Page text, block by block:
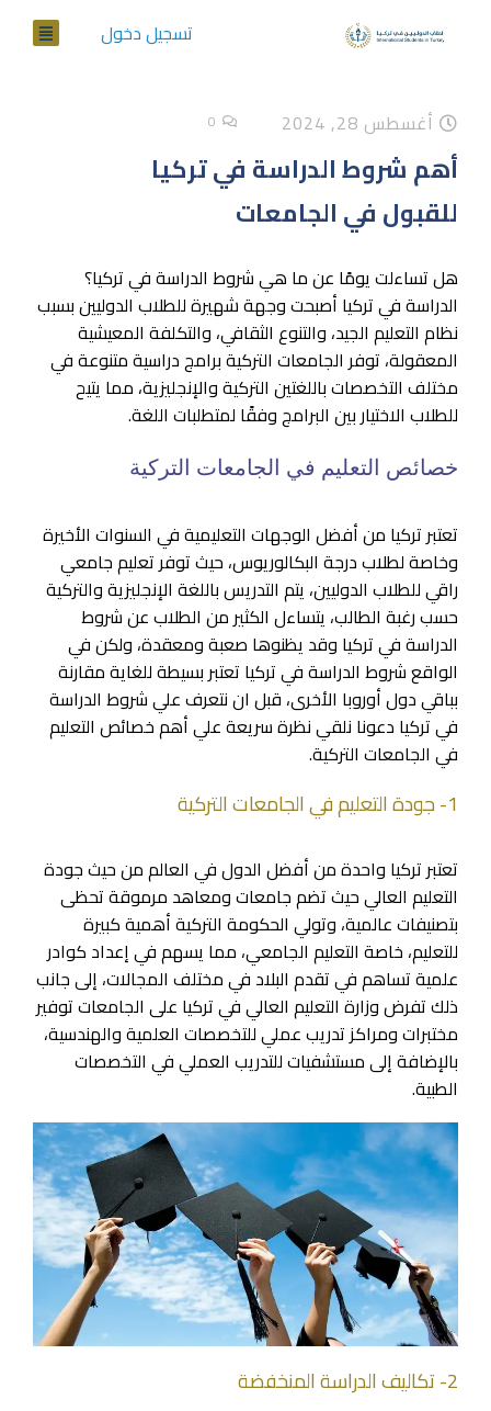
تسجيل دخول
أغسطس 28, 2024 0
أهم شروط الدراسة في تركيا
للقبول في الجامعات
هل تساءلت يومًا عن ما هي شروط الدراسة في تركيا؟
الدراسة في تركيا أصبحت وجهة شهيرة للطلاب الدوليين بسبب
نظام التعليم الجيد، والتنوع الثقافي، والتكلفة المعيشية
المعقولة، توفر الجامعات التركية برامج دراسية متنوعة في
مختلف التخصصات باللغتين التركية والإنجليزية، مما يتيح
للطلاب الاختيار بين البرامج وفقًا لمتطلبات اللغة.
خصائص التعليم في الجامعات التركية
تعتبر تركيا من أفضل الوجهات التعليمية في السنوات الأخيرة
وخاصة لطلاب درجة البكالوريوس، حيث توفر تعليم جامعي
راقي للطلاب الدوليين، يتم التدريس باللغة الإنجليزية والتركية
حسب رغبة الطالب، يتساءل الكثير من الطلاب عن شروط
الدراسة في تركيا وقد يظنوها صعبة ومعقدة، ولكن في
الواقع شروط الدراسة في تركيا تعتبر بسيطة للغاية مقارنة
بباقي دول أوروبا الأخرى، قبل ان نتعرف علي شروط الدراسة
في تركيا دعونا نلقي نظرة سريعة علي أهم خصائص التعليم
في الجامعات التركية.
1- جودة التعليم في الجامعات التركية
تعتبر تركيا واحدة من أفضل الدول في العالم من حيث جودة
التعليم العالي حيث تضم جامعات ومعاهد مرموقة تحظى
بتصنيفات عالمية، وتولي الحكومة التركية أهمية كبيرة
للتعليم، خاصة التعليم الجامعي، مما يسهم في إعداد كوادر
علمية تساهم في تقدم البلاد في مختلف المجالات، إلى جانب
ذلك تفرض وزارة التعليم العالي في تركيا على الجامعات توفير
مختبرات ومراكز تدريب عملي للتخصصات العلمية والهندسية،
بالإضافة إلى مستشفيات للتدريب العملي في التخصصات
الطبية.
2- تكاليف الدراسة المنخفضة